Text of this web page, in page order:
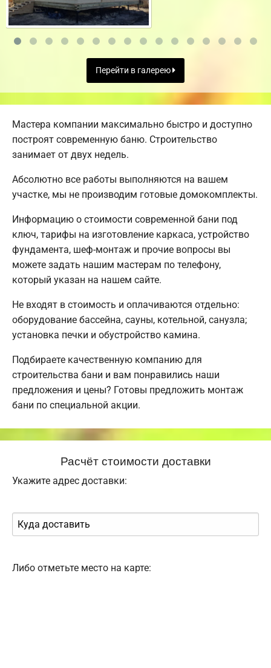
Перейти в галерею
Мастера компании максимально быстро и доступно
построят современную баню. Строительство
занимает от двух недель.
Абсолютно все работы выполняются на вашем
участке, мы не производим готовые домокомплекты.
Информацию о стоимости современной бани под
ключ, тарифы на изготовление каркаса, устройство
фундамента, шеф-монтаж и прочие вопросы вы
можете задать нашим мастерам по телефону,
который указан на нашем сайте.
Не входят в стоимость и оплачиваются отдельно:
оборудование бассейна, сауны, котельной, санузла;
установка печки и обустройство камина.
Подбираете качественную компанию для
строительства бани и вам понравились наши
предложения и цены? Готовы предложить монтаж
бани по специальной акции.
Расчёт стоимости доставки
Укажите адрес доставки:
Либо отметьте место на карте: